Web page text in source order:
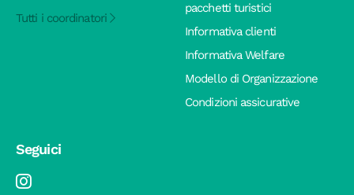
Tutti i coordinatori
pacchetti turistici
Informativa clienti
Informativa Welfare
Modello di Organizzazione
Condizioni assicurative
Seguici